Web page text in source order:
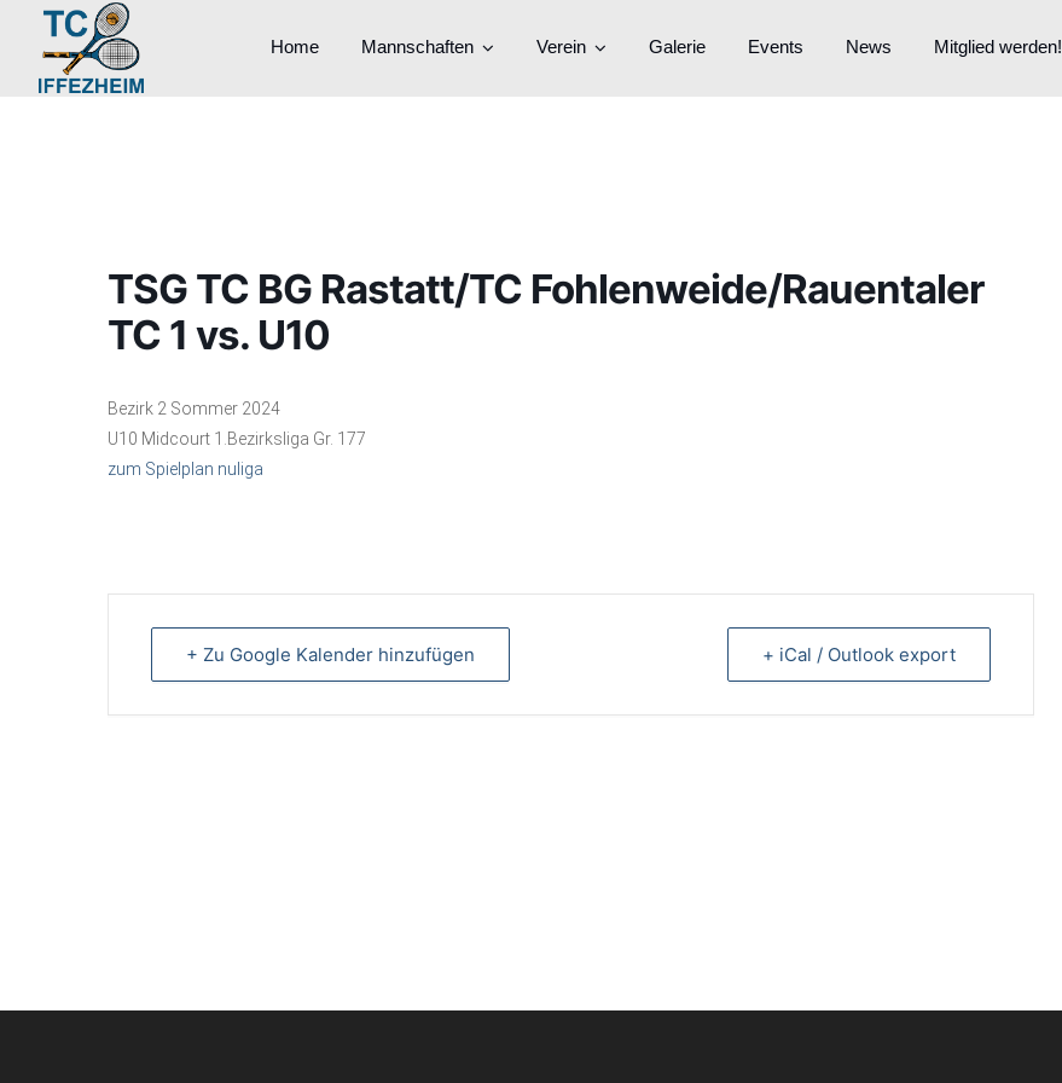
Home Mannschaften Verein Galerie Events News Mitglied werden!
TSG TC BG Rastatt/TC Fohlenweide/Rauentaler
TC 1 vs. U10
Bezirk 2 Sommer 2024
U10 Midcourt 1.Bezirksliga Gr. 177
zum Spielplan nuliga
+ Zu Google Kalender hinzufügen + iCal / Outlook export